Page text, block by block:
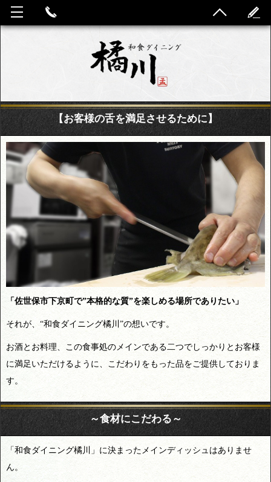
【お客様の舌を満足させるために】
「佐世保市下京町で”本格的な質”を楽しめる場所でありたい」
それが、“和食ダイニング橘川”の想いです。
お酒とお料理、この食事処のメインである二つでしっかりとお客様
に満足いただけるように、こだわりをもった品をご提供しておりま
す。
～食材にこだわる～
「和食ダイニング橘川」に決まったメインディッシュはありませ
ん。